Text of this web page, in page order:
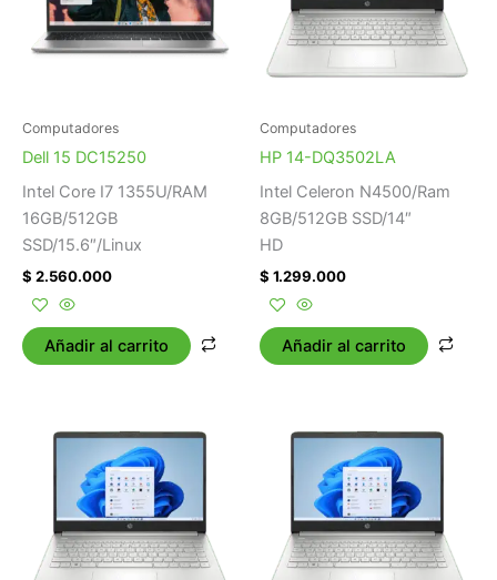
Computadores
Dell 15 DC15250
Intel Core I7 1355U/RAM
16GB/512GB
SSD/15.6″/Linux
$ 2.560.000
Añadir al carrito
Computadores
HP 14-DQ3502LA
Intel Celeron N4500/Ram
8GB/512GB SSD/14″
HD
$ 1.299.000
Añadir al carrito